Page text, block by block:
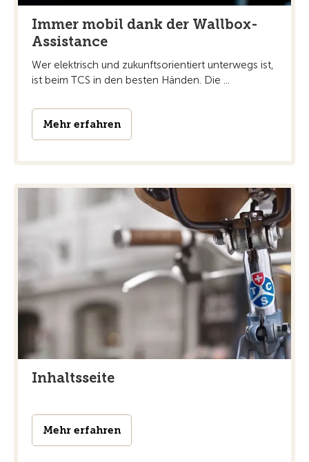
Immer mobil dank der Wallbox-
Assistance
Wer elektrisch und zukunftsorientiert unterwegs ist,
ist beim TCS in den besten Händen. Die ...
Mehr erfahren
Inhaltsseite
Mehr erfahren